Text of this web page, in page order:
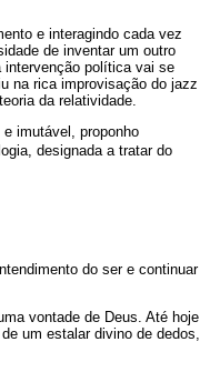
e interagindo cada vez
de inventar um outro
intervenção política vai se
na rica improvisação do jazz
da relatividade.
imutável, proponho
designada a tratar do
do ser e continuar
vontade de Deus. Até hoje
um estalar divino de dedos,